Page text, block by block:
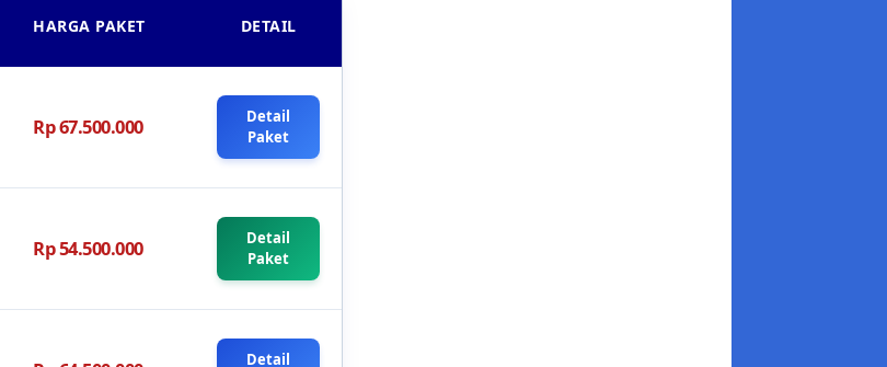
HARGA PAKET DETAIL
Rp 67.500.000
Detail
Paket
Rp 54.500.000
Detail
Paket
Detail